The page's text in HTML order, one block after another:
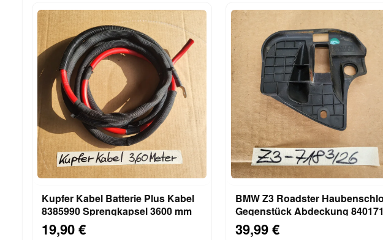
Kupfer Kabel Batterie Plus Kabel
8385990 Sprengkapsel 3600 mm
19,90 €
BMW Z3 Roadster
Gegenstück Abdeckung
39,99 €